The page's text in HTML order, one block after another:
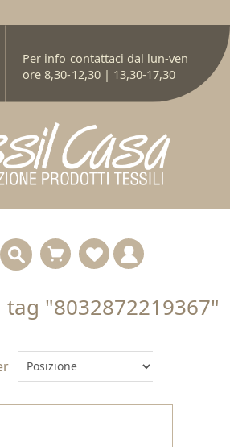
Per info contattaci dal lun-ven
ore 8,30-12,30 | 13,30-17,30
"8032872219367"